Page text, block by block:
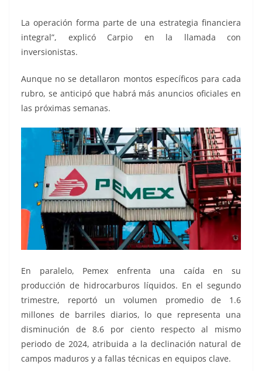
La operación forma parte de una estrategia financiera
integral”, explicó Carpio en la llamada con
inversionistas.
Aunque no se detallaron montos específicos para cada
rubro, se anticipó que habrá más anuncios oficiales en
las próximas semanas.
En paralelo, Pemex enfrenta una caída en su
producción de hidrocarburos líquidos. En el segundo
trimestre, reportó un volumen promedio de 1.6
millones de barriles diarios, lo que representa una
disminución de 8.6 por ciento respecto al mismo
periodo de 2024, atribuida a la declinación natural de
campos maduros y a fallas técnicas en equipos clave.